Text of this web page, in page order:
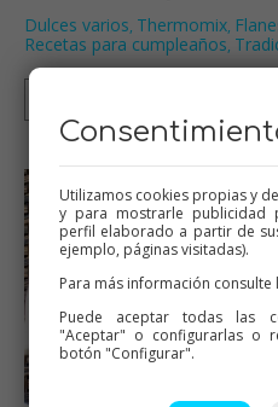
Dulces varios, Thermomix,
Recetas para cumpleaños,
Utilizamos cookies propias y
y para mostrarle publicidad
perfil elaborado a partir de
ejemplo, páginas visitadas).
Para más información consulte
Puede aceptar todas las
"Aceptar" o configurarlas o
botón "Configurar".